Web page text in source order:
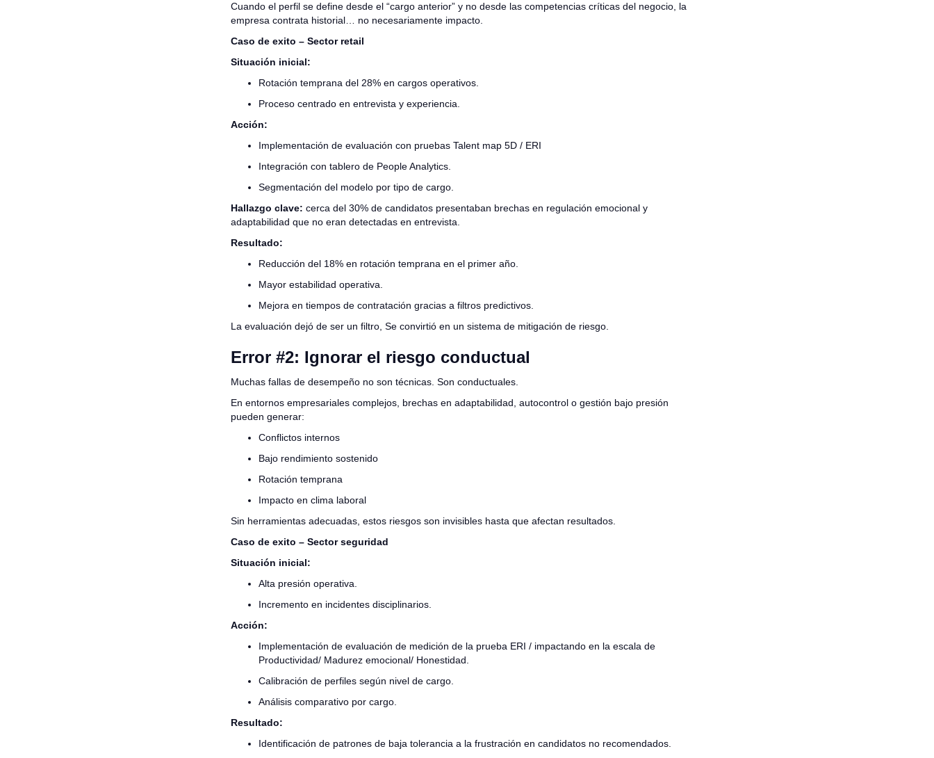
Cuando el perfil se define desde el “cargo anterior” y no desde las competencias críticas del negocio, la
empresa contrata historial… no necesariamente impacto.
Caso de exito – Sector retail
Situación inicial:
Rotación temprana del 28% en cargos operativos.
Proceso centrado en entrevista y experiencia.
Acción:
Implementación de evaluación con pruebas Talent map 5D / ERI
Integración con tablero de People Analytics.
Segmentación del modelo por tipo de cargo.
Hallazgo clave: cerca del 30% de candidatos presentaban brechas en regulación emocional y
adaptabilidad que no eran detectadas en entrevista.
Resultado:
Reducción del 18% en rotación temprana en el primer año.
Mayor estabilidad operativa.
Mejora en tiempos de contratación gracias a filtros predictivos.
La evaluación dejó de ser un filtro, Se convirtió en un sistema de mitigación de riesgo.
Error #2: Ignorar el riesgo conductual
Muchas fallas de desempeño no son técnicas. Son conductuales.
En entornos empresariales complejos, brechas en adaptabilidad, autocontrol o gestión bajo presión
pueden generar:
Conflictos internos
Bajo rendimiento sostenido
Rotación temprana
Impacto en clima laboral
Sin herramientas adecuadas, estos riesgos son invisibles hasta que afectan resultados.
Caso de exito – Sector seguridad
Situación inicial:
Alta presión operativa.
Incremento en incidentes disciplinarios.
Acción:
Implementación de evaluación de medición de la prueba ERI / impactando en la escala de
Productividad/ Madurez emocional/ Honestidad.
Calibración de perfiles según nivel de cargo.
Análisis comparativo por cargo.
Resultado:
Identificación de patrones de baja tolerancia a la frustración en candidatos no recomendados.